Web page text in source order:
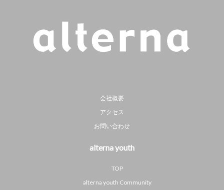
会社概要
アクセス
お問い合わせ
alterna youth
TOP
alterna youth Community